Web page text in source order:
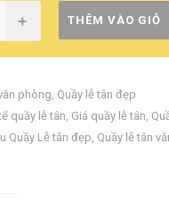
+ THÊM VÀO GIỎ
phòng, Quầy lễ tân đẹp
quầy lễ tân, Giá quầy lễ tân,
Quầy Lễ tân đẹp, Quầy lễ tân